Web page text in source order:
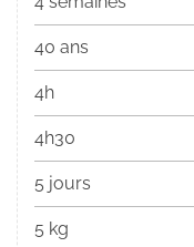
40 ans
4h
4h30
5 jours
5 kg